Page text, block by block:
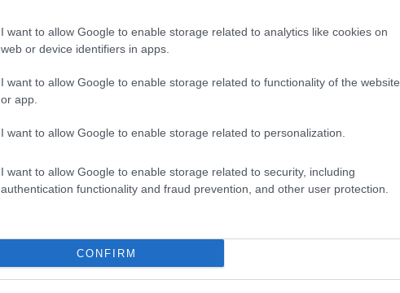
I want to allow Google to enable storage related to analytics like cookies on
web or device identifiers in apps.
I want to allow Google to enable storage related to functionality of the website
or app.
I want to allow Google to enable storage related to personalization.
I want to allow Google to enable storage related to security, including
authentication functionality and fraud prevention, and other user protection.
CONFIRM
περιγράφουν εικόνες που «θύμιζαν
ποτάμι», δίνοντας μάχη για να
απομακρύνουν νερά και λάσπες από
Ελλάδα|21.02.2026 10:00
Σαρώνει η κακοκαιρία στη Λήμνο:
Πυροσβεστική και 112 στους
κατοίκους - Τεράστιες οι
ποσότητες νερού που έπεσαν